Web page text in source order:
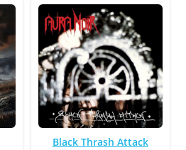
Black Thrash Attack